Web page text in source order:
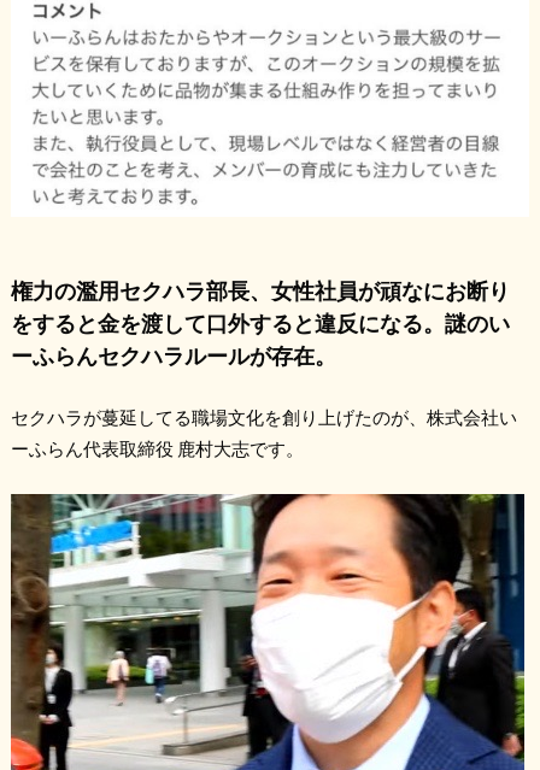
権力の濫用セクハラ部長、女性社員が頑なにお断り
をすると金を渡して口外すると違反になる。謎のい
ーふらんセクハラルールが存在。
セクハラが蔓延してる職場文化を創り上げたのが、株式会社い
ーふらん代表取締役 鹿村大志です。